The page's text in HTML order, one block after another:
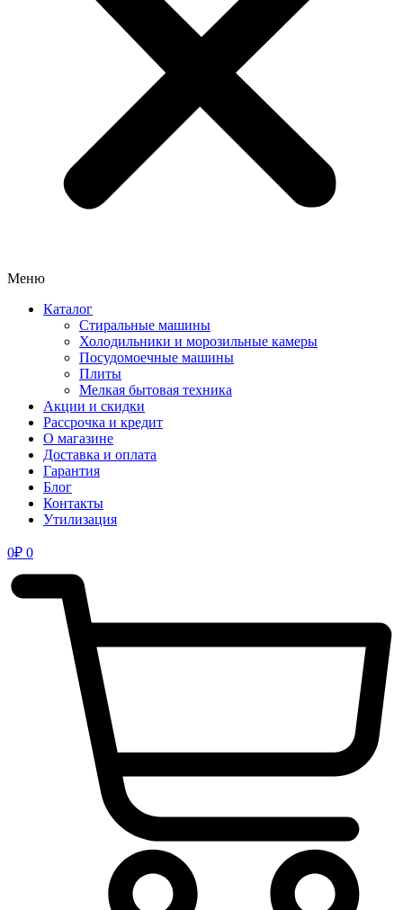
Меню
Каталог
Стиральные машины
Холодильники и морозильные камеры
Посудомоечные машины
Плиты
Мелкая бытовая техника
Акции и скидки
Рассрочка и кредит
О магазине
Доставка и оплата
Гарантия
Блог
Контакты
Утилизация
0₽ 0